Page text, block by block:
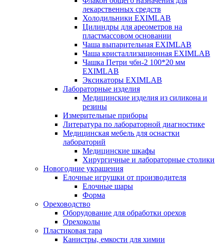
лекарственных средств
Холодильники EXIMLAB
Цилиндры для ареометров на
пластмассовом основании
Чаша выпарительная EXIMLAB
Чаша кристаллизационная EXIMLAB
Чашка Петри чбн-2 100*20 мм
EXIMLAB
Эксикаторы EXIMLAB
Лабораторные изделия
Медицинские изделия из силикона и
резины
Измерительные приборы
Литература по лабораторной диагностике
Медицинская мебель для оснастки
лабораторий
Медицинские шкафы
Хирургичные и лабораторные столики
Новогодние украшения
Елочные игрушки от производителя
Елочные шары
Форма
Ореховодство
Оборудование для обработки орехов
Орехоколы
Пластиковая тара
Канистры, емкости для химии